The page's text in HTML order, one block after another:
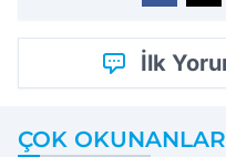
İlk
ÇOK OKUNANLAR